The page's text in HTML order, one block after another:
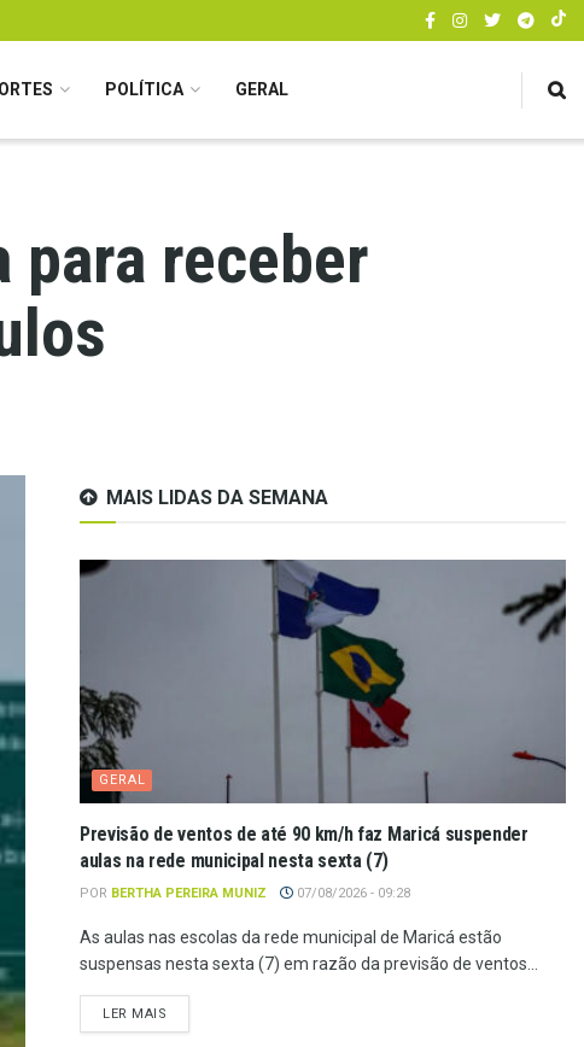
POLÍTICA GERAL
para receber
MAIS LIDAS DA SEMANA
GERAL
Previsão de ventos de até 90 km/h faz Maricá suspender
aulas na rede municipal nesta sexta (7)
POR BERTHA PEREIRA MUNIZ 07/08/2026 - 09:28
As aulas nas escolas da rede municipal de Maricá estão
suspensas nesta sexta (7) em razão da previsão de ventos...
LER MAIS